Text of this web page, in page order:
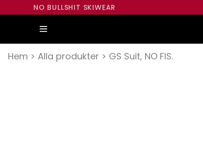
NO BULLSHIT SKIWEAR
Hem > Alla produkter > GS Suit, NO FIS.